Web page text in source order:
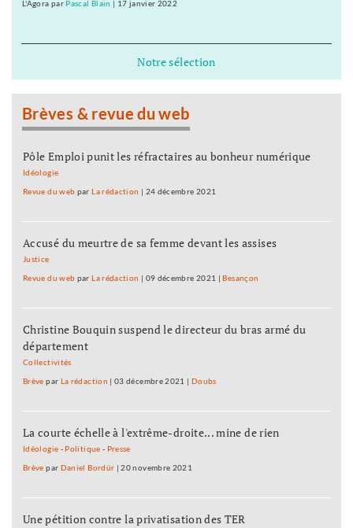
L'Agora par Pascal Blain | 17 janvier 2022
Notre sélection
Brèves & revue du web
Pôle Emploi punit les réfractaires au bonheur numérique
Idéologie
Revue du web parLa rédaction | 24 décembre 2021
Accusé du meurtre de sa femme devant les assises
Justice
Revue du web parLa rédaction | 09 décembre 2021 |Besançon
Christine Bouquin suspend le directeur du bras armé du
département
Collectivités
Brève par La rédaction |03 décembre 2021 | Doubs
La courte échelle à l'extrême-droite... mine de rien
Idéologie - Politique - Presse
Brève par Daniel Bordür |20 novembre 2021
Une pétition contre la privatisation des TER